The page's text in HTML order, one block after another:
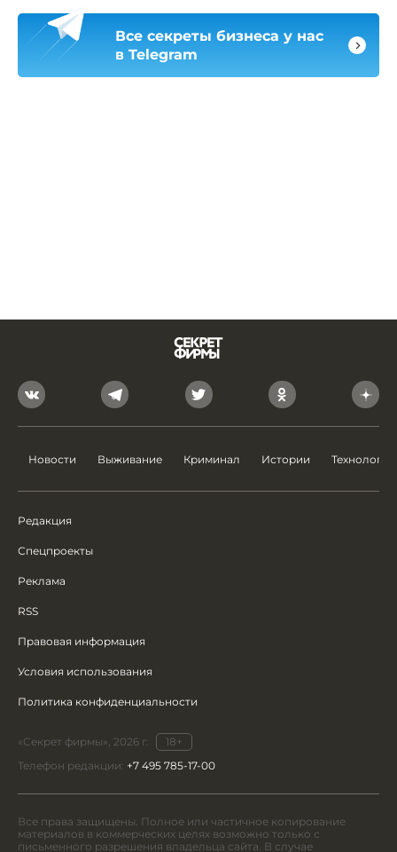
Все секреты бизнеса у нас
в Telegram
Новости Выживание Криминал Истории Технологии
Редакция
Спецпроекты
Реклама
RSS
Правовая информация
Условия использования
Политика конфиденциальности
«Секрет фирмы», 2026 г.
18+
Телефон редакции: +7 495 785-17-00
Все права защищены. Полное или частичное копирование
материалов в коммерческих целях возможно только с
письменного разрешения владельца сайта. В случае